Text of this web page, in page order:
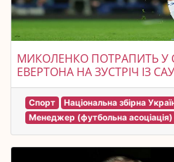
МИКОЛЕНКО ПОТРАПИТЬ У
ЕВЕРТОНА НА ЗУСТРІЧ ІЗ
Спорт
Національна збірна
Менеджер (футбольна асоціація)